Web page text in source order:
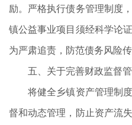
励。严格执行债务管理制度
镇公益事业项目须经科学论
为严肃追责，防范债务风险传
五、关于完善财政监督管
将健全乡镇资产管理制度
督和动态管理，防止资产流